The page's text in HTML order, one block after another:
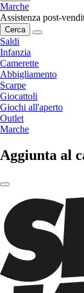
Marche
Assistenza post-
Cerca
Saldi
Infanzia
Camerette
Abbigliamento
Scarpe
Giocattoli
Giochi all'aperto
Outlet
Marche
Aggiunta al